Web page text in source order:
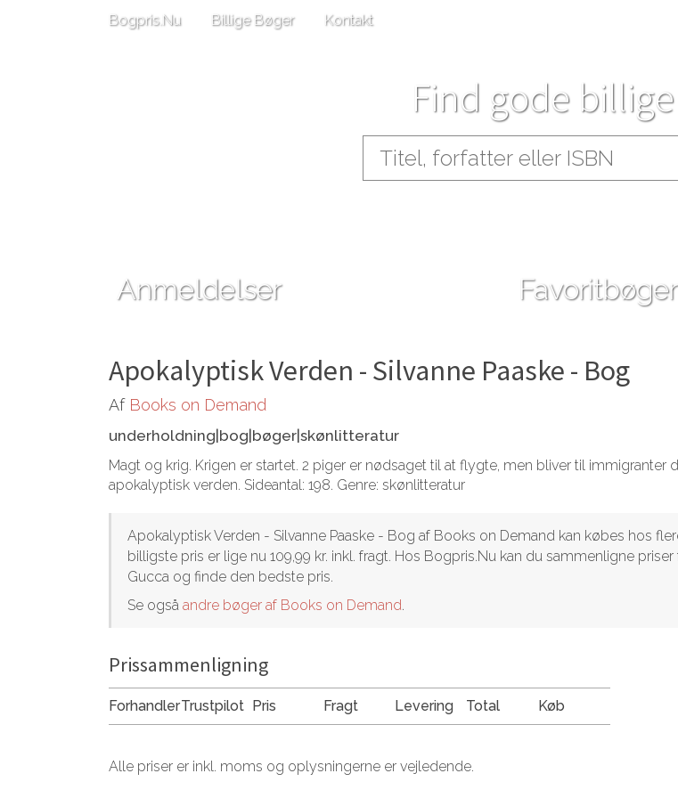
Bogpris.Nu Billige Bøger Kontakt
Find gode
Anmeldelser Favoritbøger
Apokalyptisk Verden - Silvanne Paaske - Bog
Af Books on Demand
underholdning|bog|bøger|skønlitteratur
Magt og krig. Krigen er startet. 2 piger er nødsaget til at flygte, men bliver til immigranter
apokalyptisk verden. Sideantal: 198. Genre: skønlitteratur
Apokalyptisk Verden - Silvanne Paaske - Bog af Books on Demand kan købes hos
billigste pris er lige nu 109,99 kr. inkl. fragt. Hos Bogpris.Nu kan du sammenligne
Gucca og finde den bedste pris.
Se også andre bøger af Books on Demand.
Prissammenligning
ForhandlerTrustpilot Pris Fragt Levering Total Køb
Alle priser er inkl. moms og oplysningerne er vejledende.